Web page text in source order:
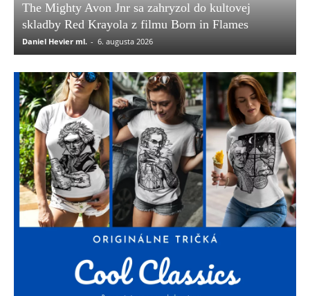
The Mighty Avon Jnr sa zahryzol do kultovej
skladby Red Krayola z filmu Born in Flames
Daniel Hevier ml. - 6. augusta 2026